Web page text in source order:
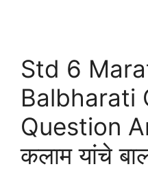
Std 6
Balbharati
Question
कलाम यांचे